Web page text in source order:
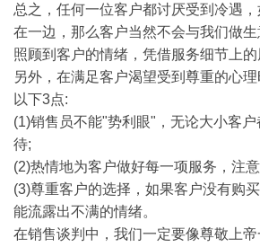
总之，任何一位客户都讨厌受到冷遇
在一边，那么客户当然不会与我们做
照顾到客户的情绪，凭借服务细节上的
另外，在满足客户渴望受到尊重的心
以下3点:
(1)销售员不能"势利眼"，无论大小客
待;
(2)热情地为客户做好每一项服务，注
(3)尊重客户的选择，如果客户没有购
能流露出不满的情绪。
在销售谈判中，我们一定要像尊敬上